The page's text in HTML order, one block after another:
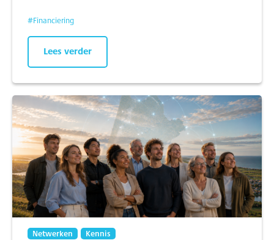
#Financiering
Lees verder
Netwerken Kennis